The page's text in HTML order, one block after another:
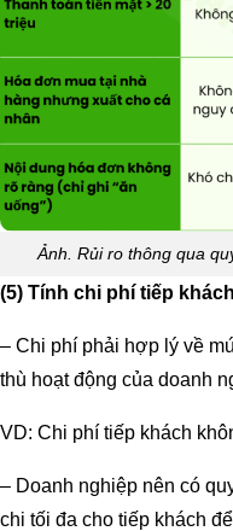
Ảnh. Rủi ro thông qua
(5) Tính chi phí tiếp
– Chi phí phải hợp lý về
thù hoạt động của doanh
VD: Chi phí tiếp khách
– Doanh nghiệp nên có
chi tối đa cho tiếp khách